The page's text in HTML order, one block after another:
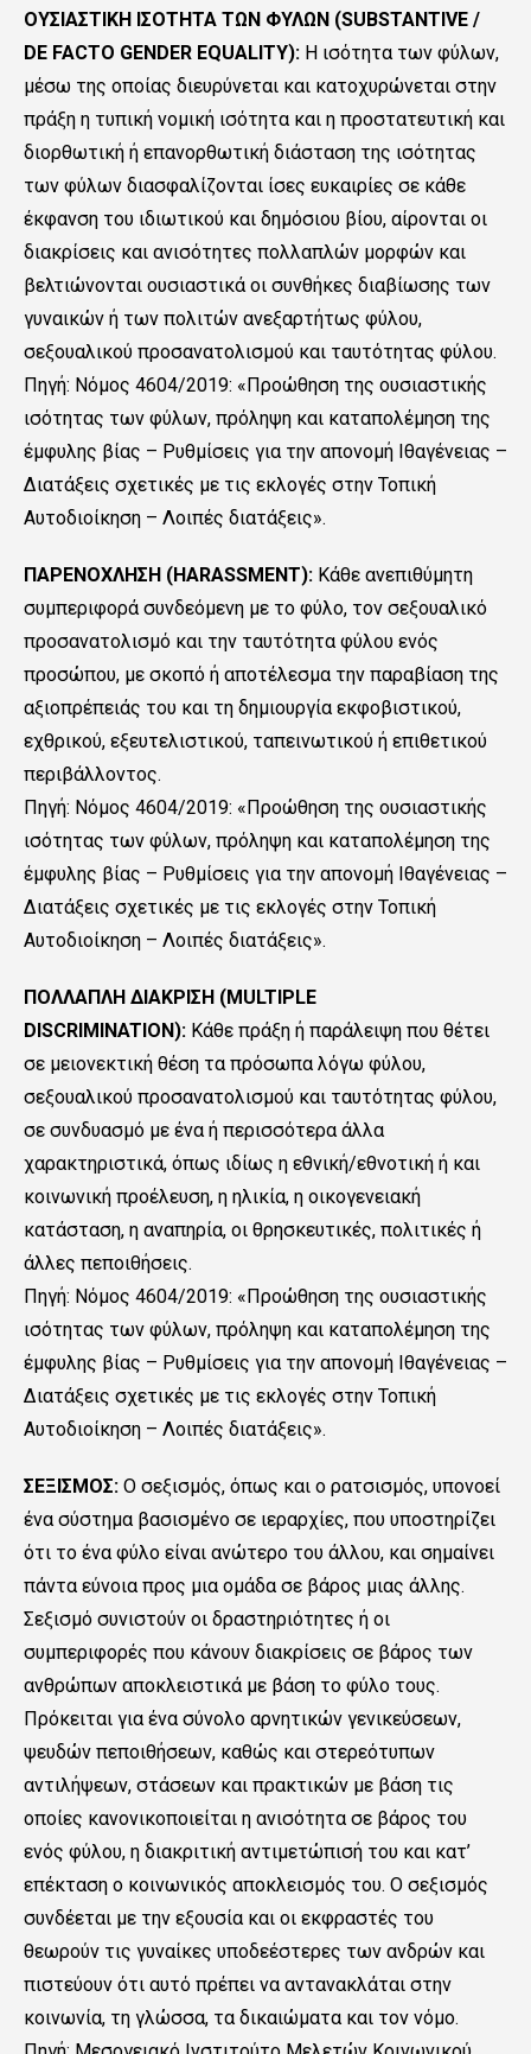
ΟΥΣΙΑΣΤΙΚΗ ΙΣΟΤΗΤΑ ΤΩΝ ΦΥΛΩΝ (SUBSTANTIVE /
DE FACTO GENDER EQUALITY): Η ισότητα των φύλων,
μέσω της οποίας διευρύνεται και κατοχυρώνεται στην
πράξη η τυπική νομική ισότητα και η προστατευτική και
διορθωτική ή επανορθωτική διάσταση της ισότητας
των φύλων διασφαλίζονται ίσες ευκαιρίες σε κάθε
έκφανση του ιδιωτικού και δημόσιου βίου, αίρονται οι
διακρίσεις και ανισότητες πολλαπλών μορφών και
βελτιώνονται ουσιαστικά οι συνθήκες διαβίωσης των
γυναικών ή των πολιτών ανεξαρτήτως φύλου,
σεξουαλικού προσανατολισμού και ταυτότητας φύλου.
Πηγή: Nόμος 4604/2019: «Προώθηση της ουσιαστικής
ισότητας των φύλων, πρόληψη και καταπολέμηση της
έμφυλης βίας – Ρυθμίσεις για την απονομή Ιθαγένειας –
Διατάξεις σχετικές με τις εκλογές στην Τοπική
Αυτοδιοίκηση – Λοιπές διατάξεις».
ΠΑΡΕΝΟΧΛΗΣΗ (HARASSMENT): Κάθε ανεπιθύμητη
συμπεριφορά συνδεόμενη με το φύλο, τον σεξουαλικό
προσανατολισμό και την ταυτότητα φύλου ενός
προσώπου, με σκοπό ή αποτέλεσμα την παραβίαση της
αξιοπρέπειάς του και τη δημιουργία εκφοβιστικού,
εχθρικού, εξευτελιστικού, ταπεινωτικού ή επιθετικού
περιβάλλοντος.
Πηγή: Nόμος 4604/2019: «Προώθηση της ουσιαστικής
ισότητας των φύλων, πρόληψη και καταπολέμηση της
έμφυλης βίας – Ρυθμίσεις για την απονομή Ιθαγένειας –
Διατάξεις σχετικές με τις εκλογές στην Τοπική
Αυτοδιοίκηση – Λοιπές διατάξεις».
ΠΟΛΛΑΠΛΗ ΔΙΑΚΡΙΣΗ (MULTIPLE
DISCRIMINATION): Κάθε πράξη ή παράλειψη που θέτει
σε μειονεκτική θέση τα πρόσωπα λόγω φύλου,
σεξουαλικού προσανατολισμού και ταυτότητας φύλου,
σε συνδυασμό με ένα ή περισσότερα άλλα
χαρακτηριστικά, όπως ιδίως η εθνική/εθνοτική ή και
κοινωνική προέλευση, η ηλικία, η οικογενειακή
κατάσταση, η αναπηρία, οι θρησκευτικές, πολιτικές ή
άλλες πεποιθήσεις.
Πηγή: Nόμος 4604/2019: «Προώθηση της ουσιαστικής
ισότητας των φύλων, πρόληψη και καταπολέμηση της
έμφυλης βίας – Ρυθμίσεις για την απονομή Ιθαγένειας –
Διατάξεις σχετικές με τις εκλογές στην Τοπική
Αυτοδιοίκηση – Λοιπές διατάξεις».
ΣΕΞΙΣΜΟΣ: Ο σεξισμός, όπως και ο ρατσισμός, υπονοεί
ένα σύστημα βασισμένο σε ιεραρχίες, που υποστηρίζει
ότι το ένα φύλο είναι ανώτερο του άλλου, και σημαίνει
πάντα εύνοια προς μια ομάδα σε βάρος μιας άλλης.
Σεξισμό συνιστούν οι δραστηριότητες ή οι
συμπεριφορές που κάνουν διακρίσεις σε βάρος των
ανθρώπων αποκλειστικά με βάση το φύλο τους.
Πρόκειται για ένα σύνολο αρνητικών γενικεύσεων,
ψευδών πεποιθήσεων, καθώς και στερεότυπων
αντιλήψεων, στάσεων και πρακτικών με βάση τις
οποίες κανονικοποιείται η ανισότητα σε βάρος του
ενός φύλου, η διακριτική αντιμετώπισή του και κατ’
επέκταση ο κοινωνικός αποκλεισμός του. Ο σεξισμός
συνδέεται με την εξουσία και οι εκφραστές του
θεωρούν τις γυναίκες υποδεέστερες των ανδρών και
πιστεύουν ότι αυτό πρέπει να αντανακλάται στην
κοινωνία, τη γλώσσα, τα δικαιώματα και τον νόμο.